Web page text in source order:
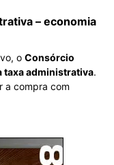
– economia
o Consórcio
taxa administrativa.
a compra com